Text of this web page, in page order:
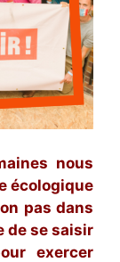
nous
écologique
pas dans
de se saisir
exercer